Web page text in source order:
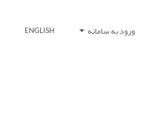
ورود به سامانه ENGLISH